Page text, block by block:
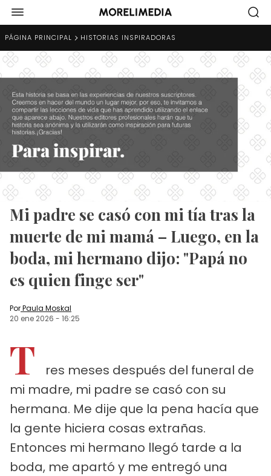
PÁGINA PRINCIPAL HISTORIAS INSPIRADORAS
Mi padre se casó con mi tía tras la
muerte de mi mamá – Luego, en la
boda, mi hermano dijo: "Papá no
es quien finge ser"
PorPaula Moskal
20 ene 2026 - 16:25
T
res meses después del funeral de
mi madre, mi padre se casó con su
hermana. Me dije que la pena hacía que
la gente hiciera cosas extrañas.
Entonces mi hermano llegó tarde a la
boda, me apartó y me entregó una